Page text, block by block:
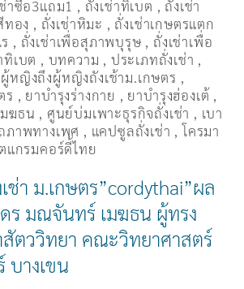
าซื้อ3แถม1 , ถั่งเช่าทิเบต , ถั่งเช่า
ทอง , ถั่งเช่าหิมะ , ถั่งเช่าเกษตรแตก
, ถั่งเช่าเพื่อสุภาพบุรุษ , ถั่งเช่าเพื่อ
ทิเบต , บทความ , ประเภทถั่งเช่า ,
ผู้หญิงถึงผู้หญิงถังเช้าม.เกษตร ,
ร , ยาบำรุงร่างกาย , ยาบำรุงฮ่องเต้ ,
ฆธน , ศูนย์บ่มเพาะธุรกิจถั่งเช่า , เบา
ภาพทางเพศ , แคปซูลถั่งเช่า ,โครมา
แกรมคอร์ดี้ไทย
า ม.เกษตร”cordythai”ผล
ร มณจันทร์ เมฆธน ผู้ทรง
ตววิทยา คณะวิทยาศาสตร์
บางเขน